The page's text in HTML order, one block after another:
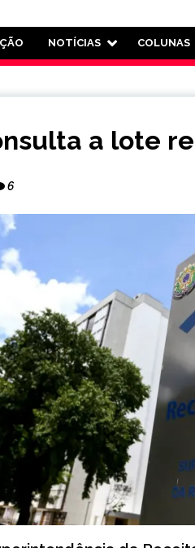
105.3
NOTÍCIAS COLUNAS
a lote
6